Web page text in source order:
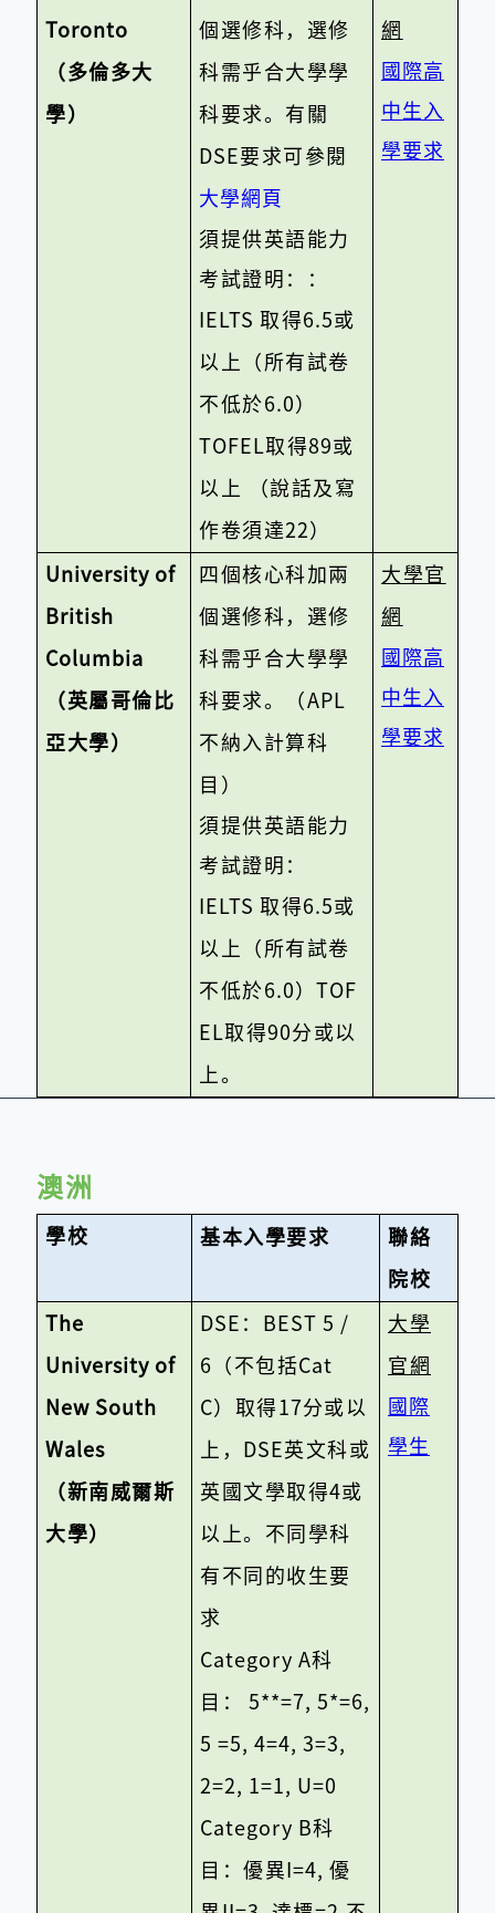
Toronto
（多倫多大
學）
個選修科，選修
科需乎合大學學
科要求。有關
DSE要求可參閱
大學網頁
須提供英語能力
考試證明：：
IELTS 取得6.5或
以上（所有試卷
不低於6.0）
TOFEL 取得89或
以上 （說話及寫
作卷須達22）
網
國際高
中生入
學要求
University of
British
Columbia
（英屬哥倫比
亞大學）
四個核心科加兩
個選修科，選修
科需乎合大學學
科要求。（APL
不納入計算科
目）
須提供英語能力
考試證明：
IELTS 取得6.5或
以上（所有試卷
不低於6.0） TOF
EL 取得90分或以
上。
大學官
網
國際高
中生入
學要求
澳洲
學校 基本入學要求 聯絡
院校
The
University of
New South
Wales
（新南威爾斯
大學）
DSE ： BEST 5 /
6 （不包括Cat
C）取得 17分或以
上， DSE英文科或
英國文學取得4或
以上。不同學科
有不同的收生要
求
Category A科
目： 5**=7, 5*=6,
5 =5, 4=4, 3=3,
2=2, 1=1, U=0
Category B科
目：優異 I=4, 優
大學
官網
國際
學生